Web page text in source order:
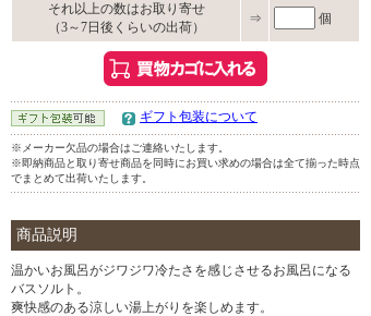
それ以上の数はお取り寄せ
（3～7日後くらいの出荷）
⇒ 個
ギフト包装について
※メーカー欠品の場合はご連絡いたします。
※即納商品と取り寄せ商品を同時にお買い求めの場合は全て揃った時点
でまとめて出荷いたします。
商品説明
温かいお風呂がジワジワ冷たさを感じさせるお風呂になる
バスソルト。
爽快感のある涼しい湯上がりを楽しめます。